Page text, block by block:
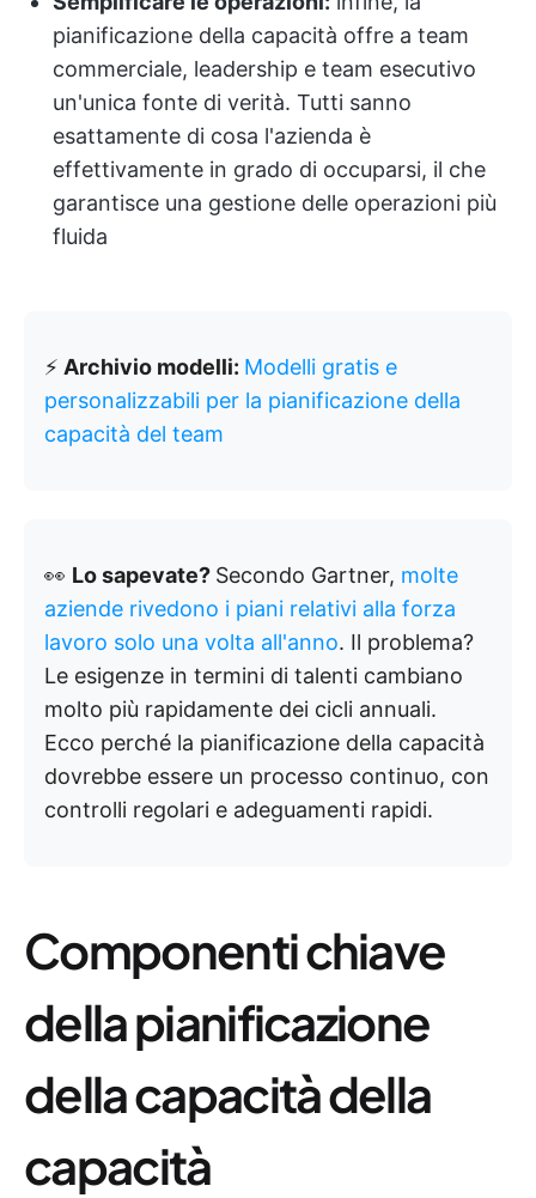
pianificazione della capacità offre a team
commerciale, leadership e team esecutivo
un'unica fonte di verità. Tutti sanno
esattamente di cosa l'azienda è
effettivamente in grado di occuparsi, il che
garantisce una gestione delle operazioni più
fluida
⚡ Archivio modelli: Modelli gratis e
personalizzabili per la pianificazione della
capacità del team
👀 Lo sapevate? Secondo Gartner, molte
aziende rivedono i piani relativi alla forza
lavoro solo una volta all'anno. Il problema?
Le esigenze in termini di talenti cambiano
molto più rapidamente dei cicli annuali.
Ecco perché la pianificazione della capacità
dovrebbe essere un processo continuo, con
controlli regolari e adeguamenti rapidi.
Componenti chiave
della pianificazione
della capacità della
capacità